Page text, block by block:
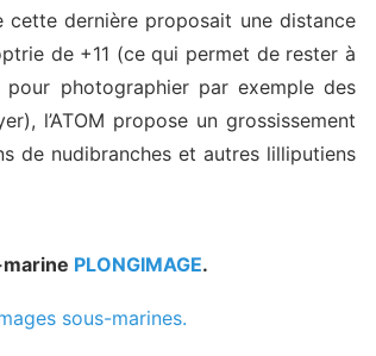
dernière proposait une distance
de +11 (ce qui permet de rester à
photographier par exemple des
l’ATOM propose un grossissement
de nudibranches et autres lilliputiens
PLONGIMAGE.
sous-marines.